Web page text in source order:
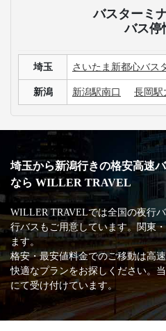
バスターミ
バス停
埼玉 さいたま新都心バス
新潟 新潟駅南口 長岡駅
埼玉から新潟行きの格安高速
なら WILLER TRAVEL
WILLER TRAVELでは全国の夜行
行バスもご用意しています。関東
ます。
格安・最安値料金でのご移動は高
快適なプランをお探しください。
にて受け付けています。